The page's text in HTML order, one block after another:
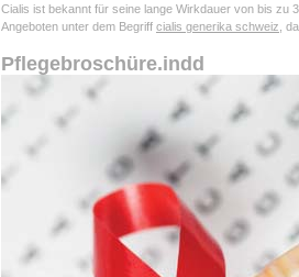
Cialis ist bekannt für seine lange Wirkdauer von bis zu
Angeboten unter dem Begriff cialis generika schweiz ,
Pflegebroschüre.indd